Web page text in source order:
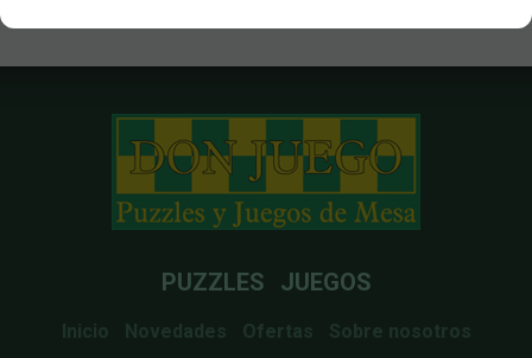
PUZZLES JUEGOS
Inicio Novedades Ofertas
Sobre nosotros